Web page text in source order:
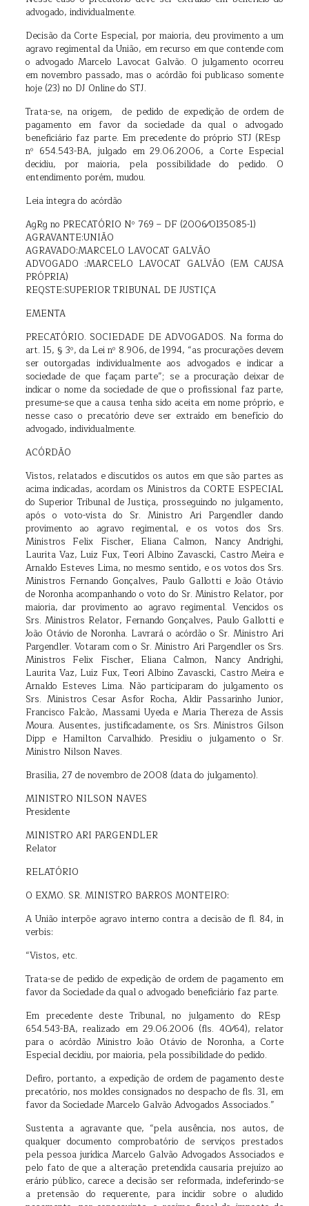
advogado, individualmente.
Decisão da Corte Especial, por maioria, deu provimento a um
agravo regimental da União, em recurso em que contende com
o advogado Marcelo Lavocat Galvão. O julgamento ocorreu
em novembro passado, mas o acórdão foi publicaso somente
hoje (23) no DJ Online do STJ.
Trata-se, na origem, de pedido de expedição de ordem de
pagamento em favor da sociedade da qual o advogado
beneficiário faz parte. Em precedente do próprio STJ (REsp
nº 654.543-BA, julgado em 29.06.2006, a Corte Especial
decidiu, por maioria, pela possibilidade do pedido. O
entendimento porém, mudou.
Leia íntegra do acórdão
AgRg no PRECATÓRIO Nº 769 – DF (2006⁄0135085-1)
AGRAVANTE:UNIÃO
AGRAVADO:MARCELO LAVOCAT GALVÃO
ADVOGADO :MARCELO LAVOCAT GALVÃO (EM CAUSA
PRÓPRIA)
REQSTE:SUPERIOR TRIBUNAL DE JUSTIÇA
EMENTA
PRECATÓRIO. SOCIEDADE DE ADVOGADOS. Na forma do
art. 15, § 3º, da Lei nº 8.906, de 1994, “as procurações devem
ser outorgadas individualmente aos advogados e indicar a
sociedade de que façam parte”; se a procuração deixar de
indicar o nome da sociedade de que o profissional faz parte,
presume-se que a causa tenha sido aceita em nome próprio, e
nesse caso o precatório deve ser extraído em benefício do
advogado, individualmente.
ACÓRDÃO
Vistos, relatados e discutidos os autos em que são partes as
acima indicadas, acordam os Ministros da CORTE ESPECIAL
do Superior Tribunal de Justiça, prosseguindo no julgamento,
após o voto-vista do Sr. Ministro Ari Pargendler dando
provimento ao agravo regimental, e os votos dos Srs.
Ministros Felix Fischer, Eliana Calmon, Nancy Andrighi,
Laurita Vaz, Luiz Fux, Teori Albino Zavascki, Castro Meira e
Arnaldo Esteves Lima, no mesmo sentido, e os votos dos Srs.
Ministros Fernando Gonçalves, Paulo Gallotti e João Otávio
de Noronha acompanhando o voto do Sr. Ministro Relator, por
maioria, dar provimento ao agravo regimental. Vencidos os
Srs. Ministros Relator, Fernando Gonçalves, Paulo Gallotti e
João Otávio de Noronha. Lavrará o acórdão o Sr. Ministro Ari
Pargendler. Votaram com o Sr. Ministro Ari Pargendler os Srs.
Ministros Felix Fischer, Eliana Calmon, Nancy Andrighi,
Laurita Vaz, Luiz Fux, Teori Albino Zavascki, Castro Meira e
Arnaldo Esteves Lima. Não participaram do julgamento os
Srs. Ministros Cesar Asfor Rocha, Aldir Passarinho Junior,
Francisco Falcão, Massami Uyeda e Maria Thereza de Assis
Moura. Ausentes, justificadamente, os Srs. Ministros Gilson
Dipp e Hamilton Carvalhido. Presidiu o julgamento o Sr.
Ministro Nilson Naves.
Brasília, 27 de novembro de 2008 (data do julgamento).
MINISTRO NILSON NAVES
Presidente
MINISTRO ARI PARGENDLER
Relator
RELATÓRIO
O EXMO. SR. MINISTRO BARROS MONTEIRO:
A União interpõe agravo interno contra a decisão de fl. 84, in
verbis:
“Vistos, etc.
Trata-se de pedido de expedição de ordem de pagamento em
favor da Sociedade da qual o advogado beneficiário faz parte.
Em precedente deste Tribunal, no julgamento do REsp
654.543-BA, realizado em 29.06.2006 (fls. 40⁄64), relator
para o acórdão Ministro João Otávio de Noronha, a Corte
Especial decidiu, por maioria, pela possibilidade do pedido.
Defiro, portanto, a expedição de ordem de pagamento deste
precatório, nos moldes consignados no despacho de fls. 31, em
favor da Sociedade Marcelo Galvão Advogados Associados.”
Sustenta a agravante que, “pela ausência, nos autos, de
qualquer documento comprobatório de serviços prestados
pela pessoa jurídica Marcelo Galvão Advogados Associados e
pelo fato de que a alteração pretendida causaria prejuízo ao
erário público, carece a decisão ser reformada, indeferindo-se
a pretensão do requerente, para incidir sobre o aludido